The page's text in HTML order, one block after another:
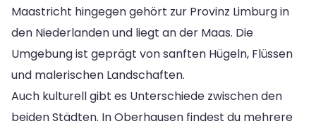
Maastricht hingegen gehört zur Provinz Limburg in
den Niederlanden und liegt an der Maas. Die
Umgebung ist geprägt von sanften Hügeln, Flüssen
und malerischen Landschaften.
Auch kulturell gibt es Unterschiede zwischen den
beiden Städten. In Oberhausen findest du mehrere